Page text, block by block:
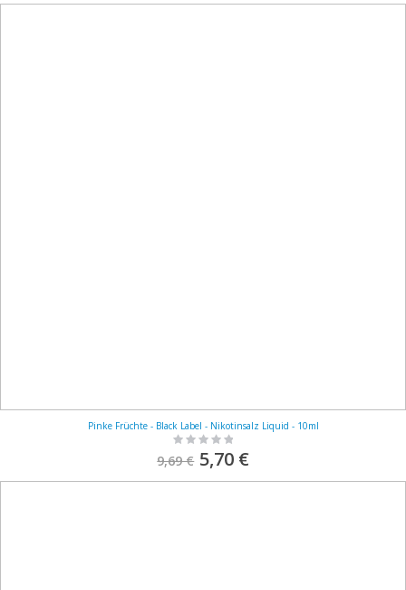
Pinke Früchte - Black Label - Nikotinsalz Liquid - 10ml
Rating:
9,69 € S
o
d
5,70 €